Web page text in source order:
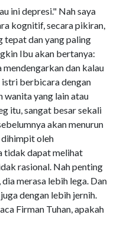
ini depresi." Nah saya
kognitif, secara pikiran,
tepat dan yang paling
Ibu akan bertanya:
dan kalau
istri berbicara dengan
wanita yang lain atau
itu, sangat besar sekali
akan menurun
dihimpit oleh
tidak dapat melihat
rasional. Nah penting
merasa lebih lega. Dan
dengan lebih jernih.
Firman Tuhan, apakah